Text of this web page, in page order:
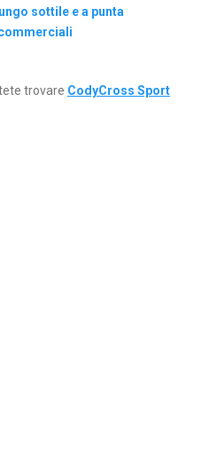
sottile e a punta
trovare CodyCross Sport